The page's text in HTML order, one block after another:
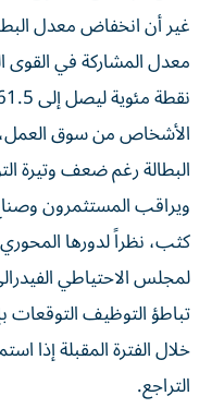
غير أن انخفاض معدل
الأشخاص من سوق
البطالة رغم ضعف وتيرة
ويراقب المستثمرون
كثب، نظراً لدورها
لمجلس الاحتياطي
تباطؤ التوظيف التوقعات
خلال الفترة المقبلة إذا
التراجع.